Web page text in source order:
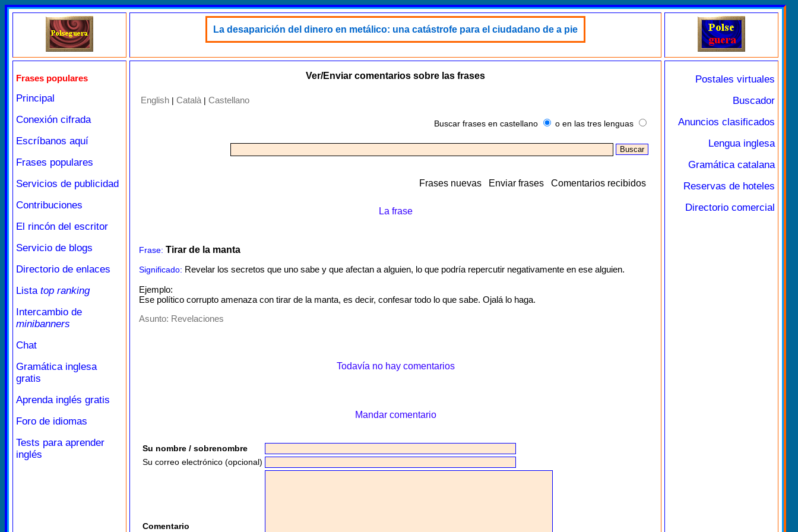
La desaparición del dinero en metálico: una catástrofe para el ciudadano de a pie
Frases populares
Principal
Conexión cifrada
Escríbanos aquí
Frases populares
Servicios de publicidad
Contribuciones
El rincón del escritor
Servicio de blogs
Directorio de enlaces
Lista top ranking
Intercambio de
minibanners
Chat
Gramática inglesa
gratis
Aprenda inglés gratis
Foro de idiomas
Tests para aprender
inglés
Ver/Enviar comentarios sobre las frases
English | Català| Castellano
Buscar frases en castellano o en las tres lenguas
Frases nuevas Enviar frases Comentarios recibidos
La frase
Frase: Tirar de la manta
Significado: Revelar los secretos que uno sabe y que afectan a alguien, lo que podría repercutir negativamente en ese alguien.
Ejemplo:
Ese político corrupto amenaza con tirar de la manta, es decir, confesar todo lo que sabe. Ojalá lo haga.
Asunto: Revelaciones
Todavía no hay comentarios
Mandar comentario
Su nombre / sobrenombre
Su correo electrónico (opcional)
Comentario
Postales virtuales
Buscador
Anuncios clasificados
Lengua inglesa
Gramática catalana
Reservas de hoteles
Directorio comercial